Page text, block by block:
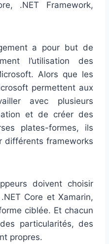
.NET Framework,
a pour but de
l’utilisation des
Alors que les
permettent aux
avec plusieurs
et de créer des
plates-formes, ils
différents frameworks
doivent choisir
Core et Xamarin,
ciblée. Et chacun
particularités, des
propres.